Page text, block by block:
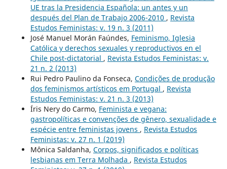
UE tras la Presidencia Española: un antes y un
después del Plan de Trabajo 2006-2010 , Revista
Estudos Feministas: v. 19 n. 3 (2011)
José Manuel Morán Faúndes, Feminismo, Iglesia
Católica y derechos sexuales y reproductivos en el
Chile post-dictatorial , Revista Estudos Feministas: v.
21 n. 2 (2013)
Rui Pedro Paulino da Fonseca, Condições de produção
dos feminismos artísticos em Portugal , Revista
Estudos Feministas: v. 21 n. 3 (2013)
Íris Nery do Carmo, Feminista e vegana:
gastropolíticas e convenções de gênero, sexualidade e
espécie entre feministas jovens , Revista Estudos
Feministas: v. 27 n. 1 (2019)
Mônica Saldanha, Corpos, significados e políticas
lesbianas em Terra Molhada , Revista Estudos